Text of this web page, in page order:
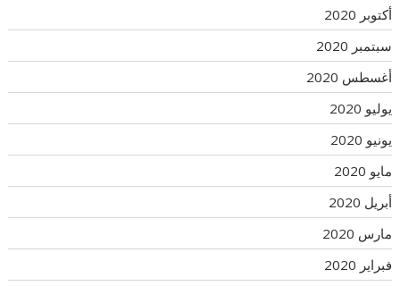
أكتوبر 2020
سبتمبر 2020
أغسطس 2020
يوليو 2020
يونيو 2020
مايو 2020
أبريل 2020
مارس 2020
فبراير 2020